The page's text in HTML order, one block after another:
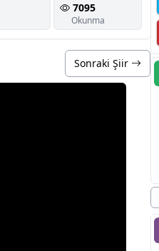
7095
Okunma
Sonraki Şiir